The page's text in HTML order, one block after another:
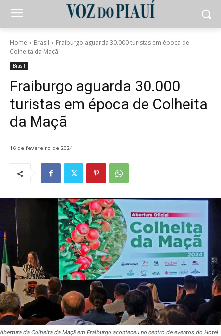
Home Brasil
Fraiburgo aguarda 30.000 turistas em época de
Colheita da Maçã
Brasil
Fraiburgo aguarda 30.000
turistas em época de Colheita
da Maçã
16 de fevereiro de 2024
Abertura da Colheita da Maçã em Fraiburgo aconteceu no centro de eventos do Hotel